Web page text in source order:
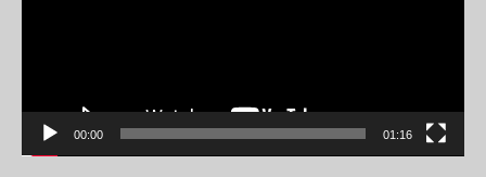
00:00 01:16